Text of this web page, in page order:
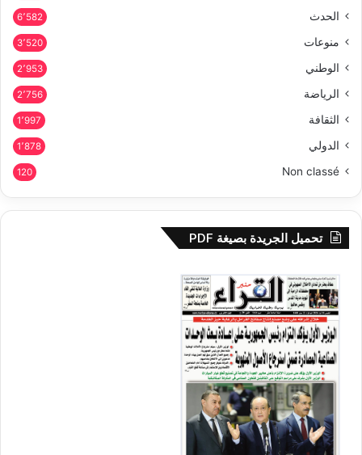
الحدث 6٬582
منوعات 3٬520
الوطني 2٬953
الرياضة 2٬756
الثقافة 1٬997
الدولي 1٬878
Non classé
120
تحميل الجريدة بصيغة PDF